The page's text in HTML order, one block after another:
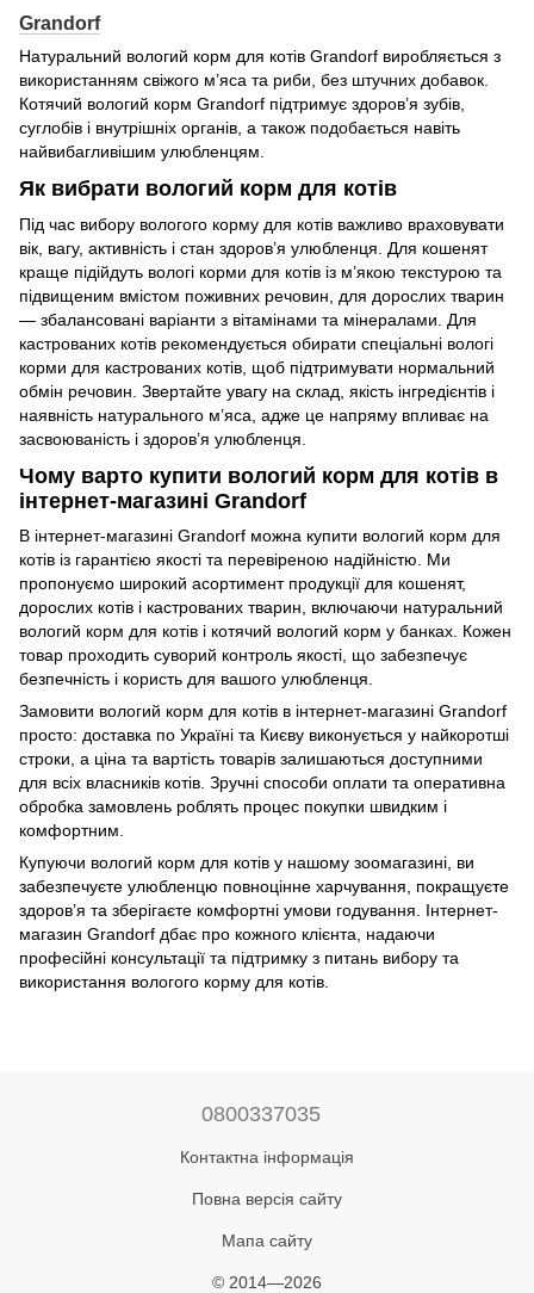
Grandorf
Натуральний вологий корм для котів Grandorf виробляється з
використанням свіжого м’яса та риби, без штучних добавок.
Котячий вологий корм Grandorf підтримує здоров’я зубів,
суглобів і внутрішніх органів, а також подобається навіть
найвибагливішим улюбленцям.
Як вибрати вологий корм для котів
Під час вибору вологого корму для котів важливо враховувати
вік, вагу, активність і стан здоров’я улюбленця. Для кошенят
краще підійдуть вологі корми для котів із м’якою текстурою та
підвищеним вмістом поживних речовин, для дорослих тварин
— збалансовані варіанти з вітамінами та мінералами. Для
кастрованих котів рекомендується обирати спеціальні вологі
корми для кастрованих котів, щоб підтримувати нормальний
обмін речовин. Звертайте увагу на склад, якість інгредієнтів і
наявність натурального м’яса, адже це напряму впливає на
засвоюваність і здоров’я улюбленця.
Чому варто купити вологий корм для котів в
інтернет-магазині Grandorf
В інтернет-магазині Grandorf можна купити вологий корм для
котів із гарантією якості та перевіреною надійністю. Ми
пропонуємо широкий асортимент продукції для кошенят,
дорослих котів і кастрованих тварин, включаючи натуральний
вологий корм для котів і котячий вологий корм у банках. Кожен
товар проходить суворий контроль якості, що забезпечує
безпечність і користь для вашого улюбленця.
Замовити вологий корм для котів в інтернет-магазині Grandorf
просто: доставка по Україні та Києву виконується у найкоротші
строки, а ціна та вартість товарів залишаються доступними
для всіх власників котів. Зручні способи оплати та оперативна
обробка замовлень роблять процес покупки швидким і
комфортним.
Купуючи вологий корм для котів у нашому зоомагазині, ви
забезпечуєте улюбленцю повноцінне харчування, покращуєте
здоров’я та зберігаєте комфортні умови годування. Інтернет-
магазин Grandorf дбає про кожного клієнта, надаючи
професійні консультації та підтримку з питань вибору та
використання вологого корму для котів.
0800337035
Контактна інформація
Повна версія сайту
Мапа сайту
© 2014—2026